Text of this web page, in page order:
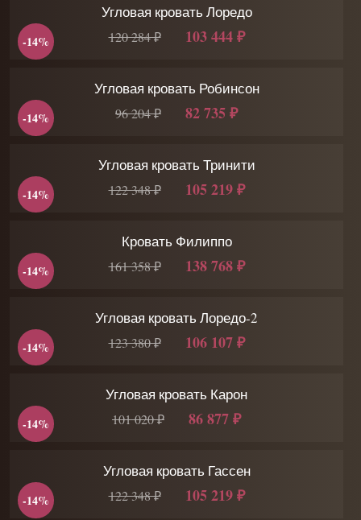
Угловая кровать Лоредо
120 284 ₽ 103 444 ₽
-14%
Угловая кровать Робинсон
96 204 ₽ 82 735 ₽
-14%
Угловая кровать Тринити
122 348 ₽ 105 219 ₽
-14%
Кровать Филиппо
161 358 ₽ 138 768 ₽
-14%
Угловая кровать Лоредо-2
123 380 ₽ 106 107 ₽
-14%
Угловая кровать Карон
101 020 ₽ 86 877 ₽
-14%
Угловая кровать Гассен
122 348 ₽ 105 219 ₽
-14%